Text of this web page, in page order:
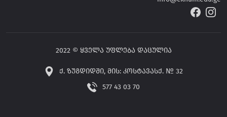
2022 © ყველა უფლება დაცულია
ქ. ზუგდიდში, მის: კოსტავასქ. № 32
577 43 03 70